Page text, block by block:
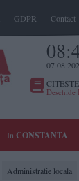
GDPR Contact
07 08
In CONSTANTA
Administratie locala